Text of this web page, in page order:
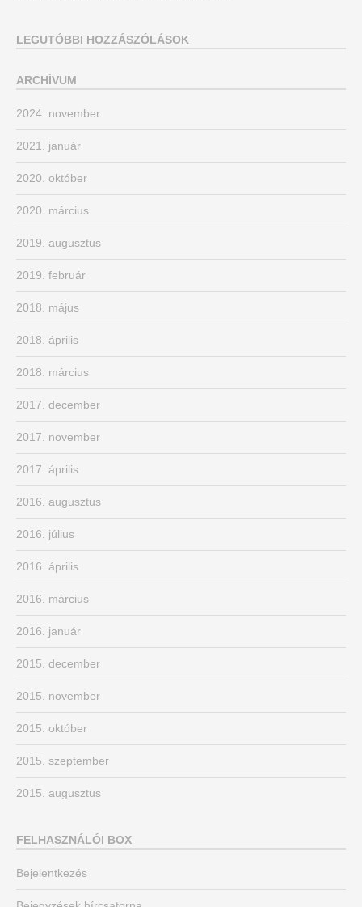
LEGUTÓBBI HOZZÁSZÓLÁSOK
ARCHÍVUM
2024. november
2021. január
2020. október
2020. március
2019. augusztus
2019. február
2018. május
2018. április
2018. március
2017. december
2017. november
2017. április
2016. augusztus
2016. július
2016. április
2016. március
2016. január
2015. december
2015. november
2015. október
2015. szeptember
2015. augusztus
FELHASZNÁLÓI BOX
Bejelentkezés